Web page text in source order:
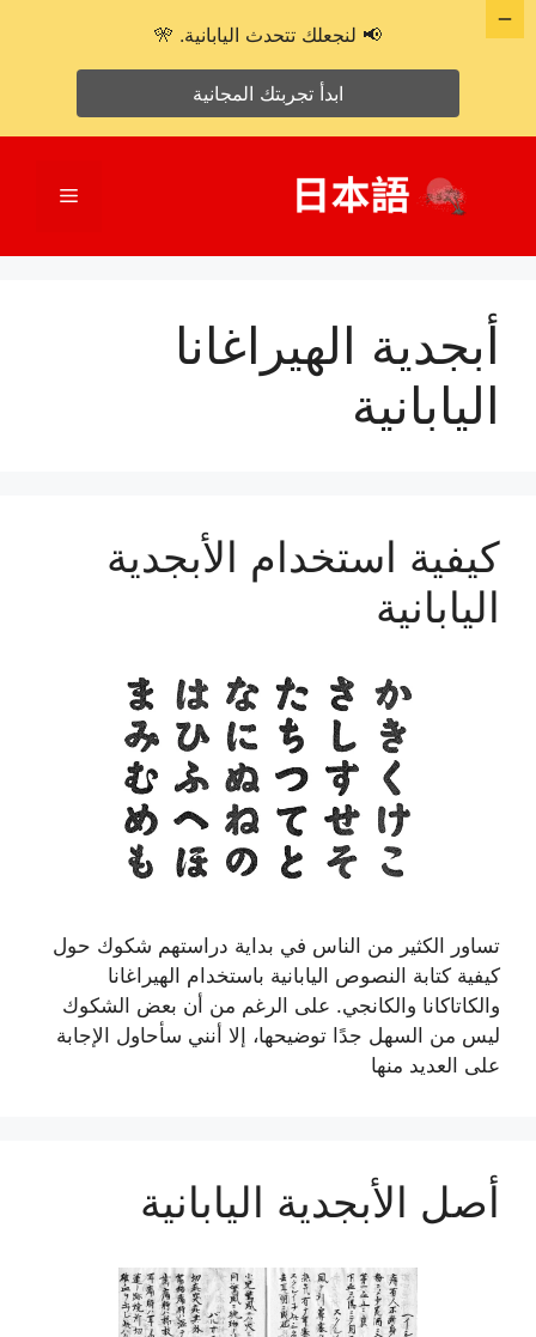
القائمة
أبجدية الهيراغانا
اليابانية
كيفية استخدام الأبجدية
اليابانية
تساور الكثير من الناس في بداية دراستهم شكوك حول
كيفية كتابة النصوص اليابانية باستخدام الهيراغانا
والكاتاكانا والكانجي. على الرغم من أن بعض الشكوك
ليس من السهل جدًا توضيحها، إلا أنني سأحاول الإجابة
على العديد منها
أصل الأبجدية اليابانية
📢 لنجعلك تتحدث اليابانية. 🎌
ابدأ تجربتك المجانية